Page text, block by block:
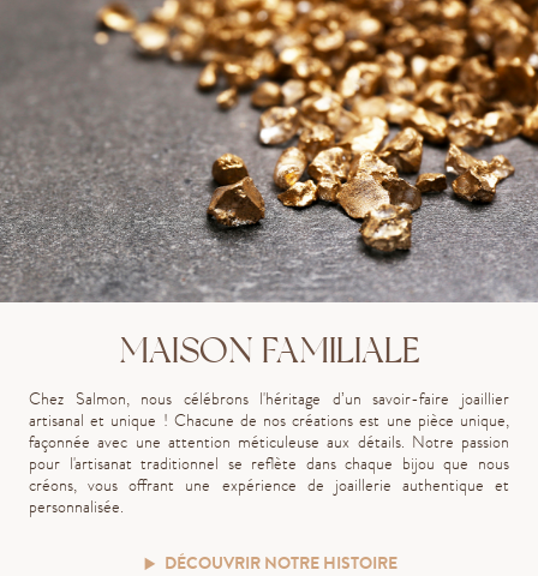
MAISON FAMILIALE
Chez Salmon, nous célébrons l'héritage d’un savoir-faire joaillier
artisanal et unique ! Chacune de nos créations est une pièce unique,
façonnée avec une attention méticuleuse aux détails. Notre passion
pour l'artisanat traditionnel se reflète dans chaque bijou que nous
créons, vous offrant une expérience de joaillerie authentique et
personnalisée.
DÉCOUVRIR NOTRE HISTOIRE